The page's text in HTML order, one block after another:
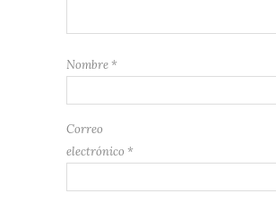
Nombre *
Correo
electrónico *